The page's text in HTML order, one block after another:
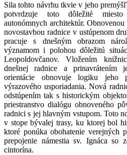
Sila tohto návrhu tkvie v jeho
potvrdzuje toto dôležité
autonómnych architektúr.
novostavbou radnice v ustúpenom
pracuje s dnešným obrazom
významom i polohou dôležitú
Leopoldovčanov. Vložením
dnešnej radnice a prinavrátením
orientácie obnovuje logiku jeho
výrazového usporiadania. Nová
odstúpením tak s historickým
priestranstvo dialógu obnoveného
radnici s jej hlavným vstupom. Toto
v stope bývalej trasy, ku ktorej bol
ktoré ponúka obohatenie verejných
prepojenie námestia sv. Ignáca so
cintorína.